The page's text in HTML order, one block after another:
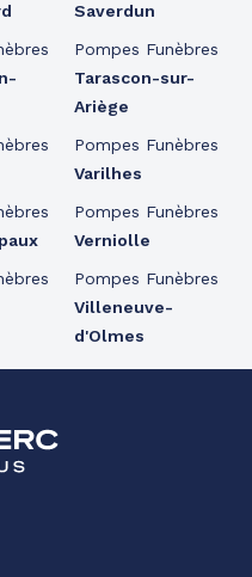
Saverdun
Pompes Funèbres
Tarascon-sur-
Ariège
Pompes Funèbres
Varilhes
Pompes Funèbres
Verniolle
Pompes Funèbres
Villeneuve-
d'Olmes